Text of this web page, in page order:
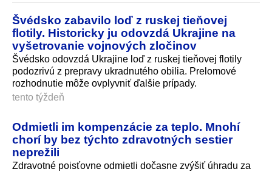
Švédsko zabavilo loď z ruskej tieňovej
flotily. Historicky ju odovzdá Ukrajine na
vyšetrovanie vojnových zločinov
Švédsko odovzdá Ukrajine loď z ruskej tieňovej flotily
podozrivú z prepravy ukradnutého obilia. Prelomové
rozhodnutie môže ovplyvniť ďalšie prípady.
tento týždeň
Odmietli im kompenzácie za teplo. Mnohí
chorí by bez týchto zdravotných sestier
neprežili
Zdravotné poisťovne odmietli dočasne zvýšiť úhradu za